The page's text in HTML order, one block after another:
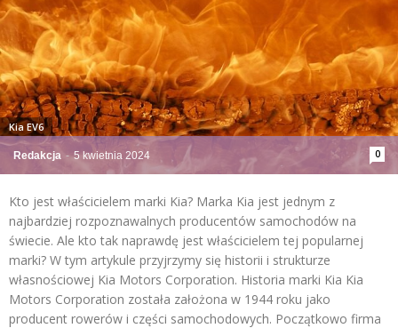
Redakcja - 5 kwietnia 2024 0
Kia EV6
Kto jest właścicielem marki Kia? Marka Kia jest jednym z
najbardziej rozpoznawalnych producentów samochodów na
świecie. Ale kto tak naprawdę jest właścicielem tej popularnej
marki? W tym artykule przyjrzymy się historii i strukturze
własnościowej Kia Motors Corporation. Historia marki Kia Kia
Motors Corporation została założona w 1944 roku jako
producent rowerów i części samochodowych. Początkowo firma